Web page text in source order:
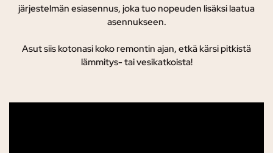
järjestelmän esiasennus, joka tuo nopeuden lisäksi laatua
asennukseen.
Asut siis kotonasi koko remontin ajan, etkä kärsi pitkistä
lämmitys- tai vesikatkoista!